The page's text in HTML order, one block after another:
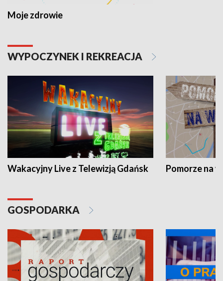
Moje zdrowie
WYPOCZYNEK I REKREACJA
Wakacyjny Live z Telewizją Gdańsk Pomorze na
GOSPODARKA